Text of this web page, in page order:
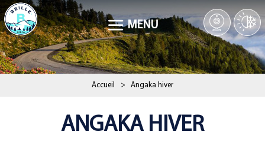
MENU
Accueil > Angaka hiver
ANGAKA HIVER